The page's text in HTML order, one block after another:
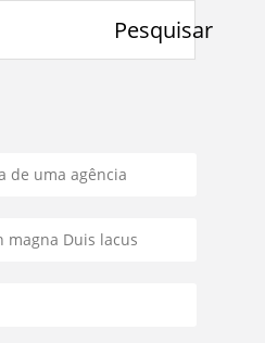
Pesquisar
de uma agência
magna Duis lacus